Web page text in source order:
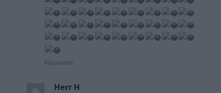
Răspundeți
Herr H